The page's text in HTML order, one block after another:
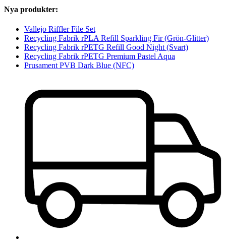
Nya produkter:
Vallejo Riffler File Set
Recycling Fabrik rPLA Refill Sparkling Fir (Grön-Glitter)
Recycling Fabrik rPETG Refill Good Night (Svart)
Recycling Fabrik rPETG Premium Pastel Aqua
Prusament PVB Dark Blue (NFC)